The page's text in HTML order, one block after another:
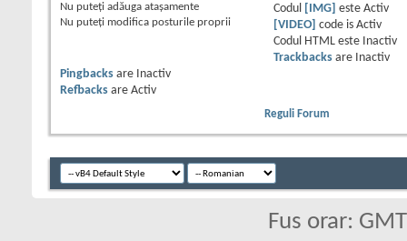
Nu puteţi adăuga ataşamente
Nu puteţi modifica posturile proprii
Codul [IMG] este Activ
[VIDEO] code is Activ
Codul HTML este
Inactiv
Trackbacksare
Inactiv
Pingbacks are
Inactiv
Refbacks are Activ
Reguli Forum
Fus orar: